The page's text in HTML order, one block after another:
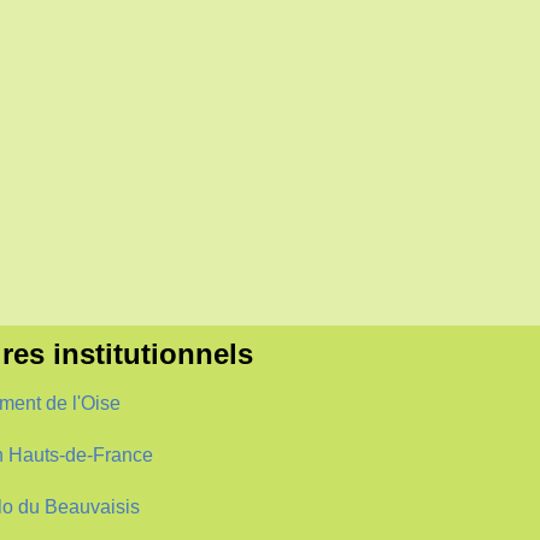
institutionnels
de l'Oise
Hauts-de-France
du Beauvaisis